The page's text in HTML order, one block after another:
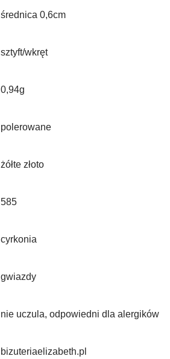
średnica 0,6cm
sztyft/wkręt
0,94g
polerowane
żółte złoto
585
cyrkonia
gwiazdy
nie uczula, odpowiedni dla alergików
bizuteriaelizabeth.pl